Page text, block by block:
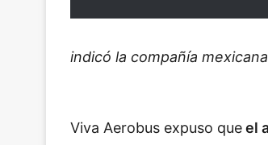
indicó la compañía
Viva Aerobus expuso queel